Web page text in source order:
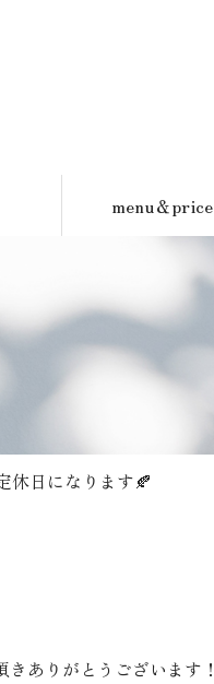
menu＆price
休日になります🍂
ありがとうございます！